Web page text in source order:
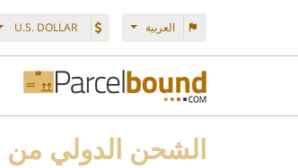
العربية U.S. DOLLAR
الشحن الدولي من